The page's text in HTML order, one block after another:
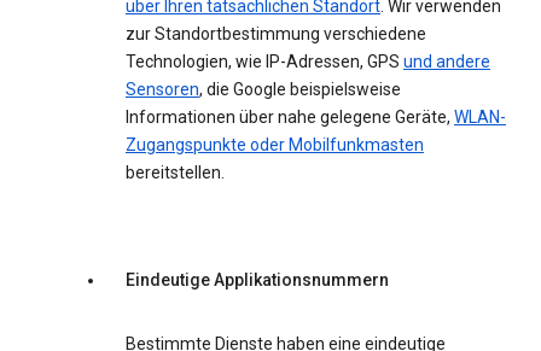
über Ihren tatsächlichen Standort. Wir verwenden
zur Standortbestimmung verschiedene
Technologien, wie IP-Adressen, GPS und andere
Sensoren, die Google beispielsweise
Informationen über nahe gelegene Geräte, WLAN-
Zugangspunkte oder Mobilfunkmasten
bereitstellen.
Eindeutige Applikationsnummern
Bestimmte Dienste haben eine eindeutige